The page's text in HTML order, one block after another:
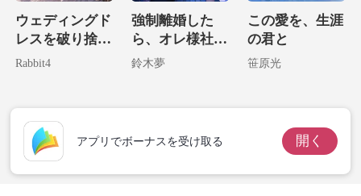
ウェディングド
レスを破り捨
て、私は大富豪
Rabbit4
強制離婚した
ら、オレ様社長
の子供を拾って
鈴木夢
この愛を、生涯
の君と
笹原光
アプリでボーナスを受け取る 開く